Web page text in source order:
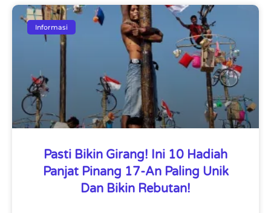
Informasi
Pasti Bikin Girang! Ini 10 Hadiah
Panjat Pinang 17-An Paling Unik
Dan Bikin Rebutan!